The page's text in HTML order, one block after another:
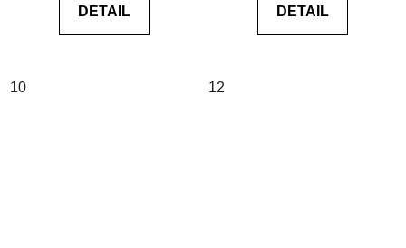
DETAIL
10
DETAIL
12